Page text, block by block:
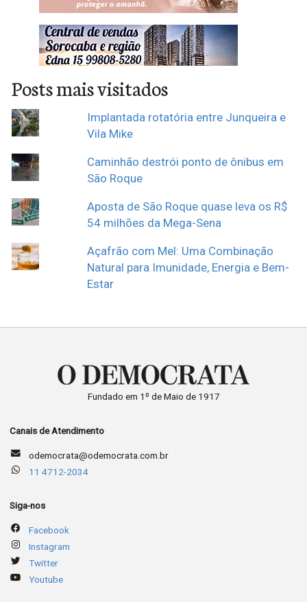
Posts mais visitados
Implantada rotatória entre Junqueira e
Vila Mike
Caminhão destrói ponto de ônibus em
São Roque
Aposta de São Roque quase leva os R$
54 milhões da Mega-Sena
Açafrão com Mel: Uma Combinação
Natural para Imunidade, Energia e Bem-
Estar
Fundado em 1º de Maio de 1917
Canais de Atendimento
odemocrata@odemocrata.com.br
11 4712-2034
Siga-nos
Facebook
Instagram
Twitter
Youtube